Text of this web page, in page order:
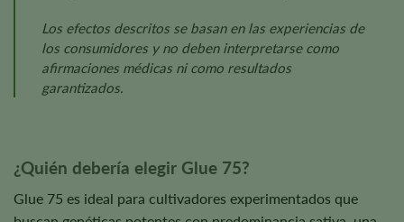
Los efectos descritos se basan en las experiencias de
los consumidores y no deben interpretarse como
afirmaciones médicas ni como resultados
garantizados.
¿Quién debería elegir Glue 75?
Glue 75 es ideal para cultivadores experimentados que